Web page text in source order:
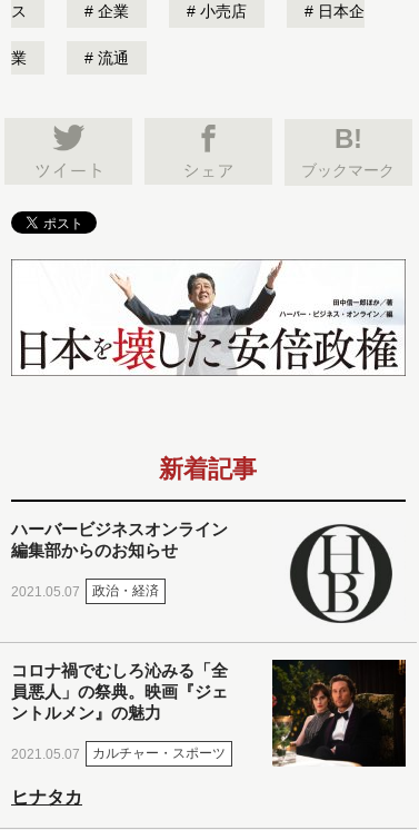
ス 企業 小売店 日本企
業 流通
B!
ブックマーク
新着記事
ハーバービジネスオンライン
編集部からのお知らせ
2021.05.07 政治・経済
コロナ禍でむしろ沁みる「全
員悪人」の祭典。映画『ジェ
ントルメン』の魅力
2021.05.07 カルチャー・スポーツ
ヒナタカ